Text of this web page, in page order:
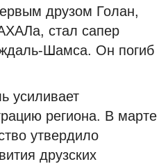
друзом Голан,
стал сапер
Шамса. Он погиб
усиливает
региона. В марте
утвердило
друзских